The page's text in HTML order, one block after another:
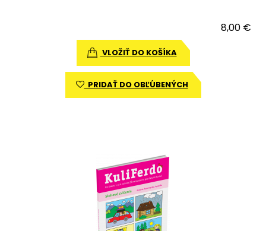
8,00 €
VLOŽIŤ DO KOŠÍKA
PRIDAŤ DO OBĽÚBENÝCH